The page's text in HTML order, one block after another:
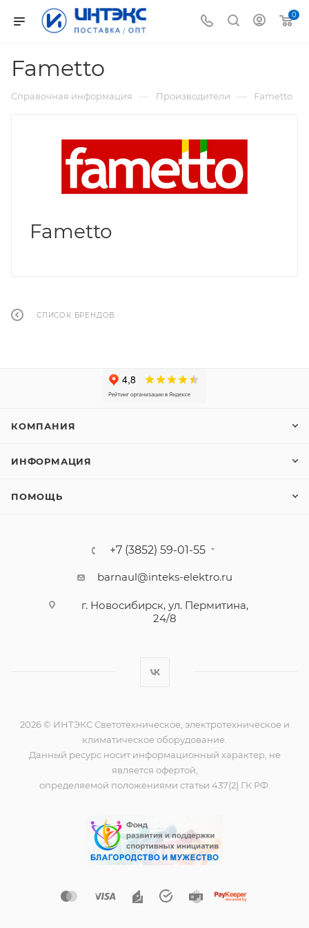
0
Fametto
Справочная информация — Производители — Fametto
Fametto
СПИСОК БРЕНДОВ
КОМПАНИЯ
ИНФОРМАЦИЯ
ПОМОЩЬ
+7 (3852) 59-01-55
barnaul@inteks-elektro.ru
г. Новосибирск, ул. Пермитина,
24/8
2026 © ИНТЭКС Светотехническое, электротехническое и
климатическое оборудование.
Данный ресурс носит информационный характер, не
является офертой,
определяемой положениями статьи 437(2) ГК РФ.